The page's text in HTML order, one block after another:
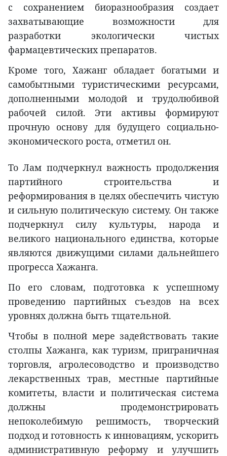
с сохранением биоразнообразия создает
захватывающие возможности для
разработки экологически чистых
фармацевтических препаратов.
Кроме того, Хажанг обладает богатыми и
самобытными туристическими ресурсами,
дополненными молодой и трудолюбивой
рабочей силой. Эти активы формируют
прочную основу для будущего социально-
экономического роста, отметил он.
То Лам подчеркнул важность продолжения
партийного строительства и
реформирования в целях обеспечить чистую
и сильную политическую систему. Он также
подчеркнул силу культуры, народа и
великого национального единства, которые
являются движущими силами дальнейшего
прогресса Хажанга.
По его словам, подготовка к успешному
проведению партийных съездов на всех
уровнях должна быть тщательной.
Чтобы в полной мере задействовать такие
столпы Хажанга, как туризм, приграничная
торговля, агролесоводство и производство
лекарственных трав, местные партийные
комитеты, власти и политическая система
должны продемонстрировать
непоколебимую решимость, творческий
подход и готовность к инновациям, ускорить
административную реформу и улучшить